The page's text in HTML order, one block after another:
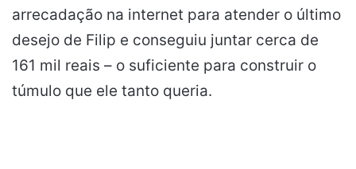
arrecadação na internet para atender o último
desejo de Filip e conseguiu juntar cerca de
161 mil reais – o suficiente para construir o
túmulo que ele tanto queria.